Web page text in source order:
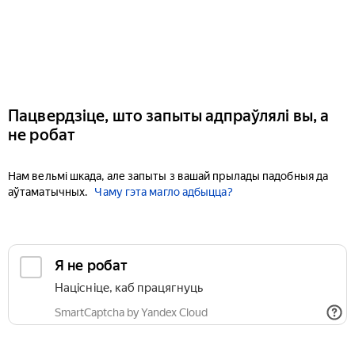
Пацвердзіце, што запыты адпраўлялі вы, а
не робат
Нам вельмі шкада, але запыты з вашай прылады падобныя да
аўтаматычных.
Чаму гэта магло адбыцца?
Я не робат
Націсніце, каб працягнуць
SmartCaptcha by Yandex Cloud